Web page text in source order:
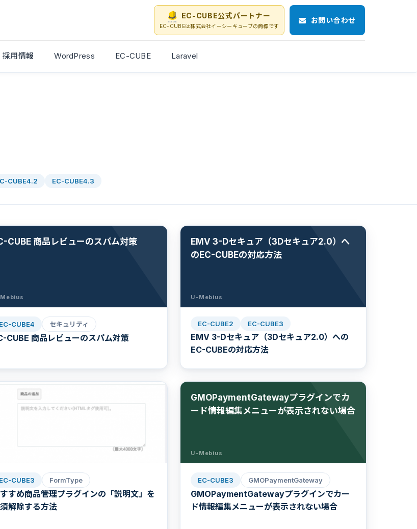
EC-CUBE公式パートナー
EC-CUBEは株式会社イーシーキューブの商標です
お問い合わせ
採用情報 WordPress EC-CUBE Laravel
CUBE4.2 EC-CUBE4.3
CUBE 商品レビューのスパム対策
EC-CUBE4 セキュリティ
CUBE 商品レビューのスパム対策
EMV 3-Dセキュア（3Dセキュア2.0）へ
のEC-CUBEの対応方法
U-Mebius
EC-CUBE2 EC-CUBE3
EMV 3-Dセキュア（3Dセキュア2.0）への
EC-CUBEの対応方法
EC-CUBE3 FormType
すめ商品管理プラグインの「説明文」を
解除する方法
GMOPaymentGatewayプラグインでカ
ード情報編集メニューが表示されない場合
U-Mebius
EC-CUBE3 GMOPaymentGateway
GMOPaymentGatewayプラグインでカー
ド情報編集メニューが表示されない場合